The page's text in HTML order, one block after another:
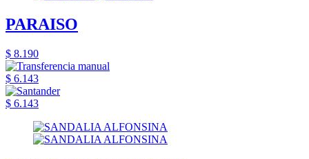
PARAISO
$ 8.190
$ 6.143
$ 6.143